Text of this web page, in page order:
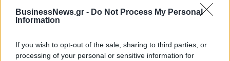
BusinessNews.gr - Do Not Process My Personal
Information
If you wish to opt-out of the sale, sharing to third parties, or
processing of your personal or sensitive information for
αναδιάρθρωσης
Αρχαίο Θέατρο Επιδαύρου
άνοιξε τις πύλες του σε όλους